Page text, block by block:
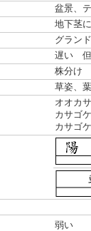
盆景、
地下茎
グラン
遅い 但
株分け
草姿、葉
オオカ
カサゴ
カサゴ
弱い